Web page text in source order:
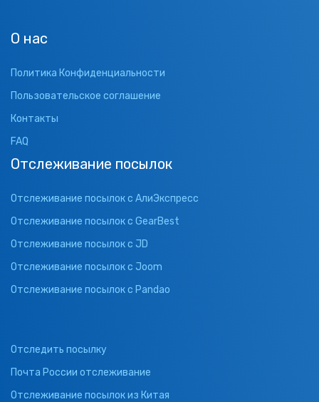
О нас
Политика Конфиденциальности
Пользовательское соглашение
Контакты
FAQ
Отслеживание посылок
Отслеживание посылок с АлиЭкспресс
Отслеживание посылок с GearBest
Отслеживание посылок с JD
Отслеживание посылок с Joom
Отслеживание посылок с Pandao
Отследить посылку
Почта России отслеживание
Отслеживание посылок из Китая